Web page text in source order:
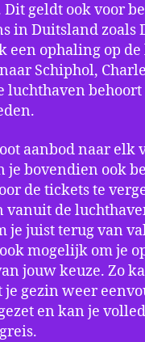
geldt ook voor
in Duitsland zoals
een ophaling op
Schiphol,
luchthaven behoort
aanbod naar elk
je bovendien ook
de tickets te
vanuit de
je juist terug van
mogelijk om je
jouw keuze. Zo
je gezin weer
en kan je